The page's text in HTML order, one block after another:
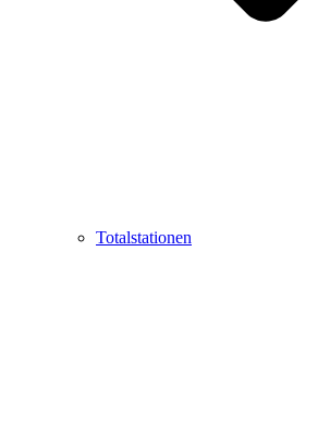
Totalstationen